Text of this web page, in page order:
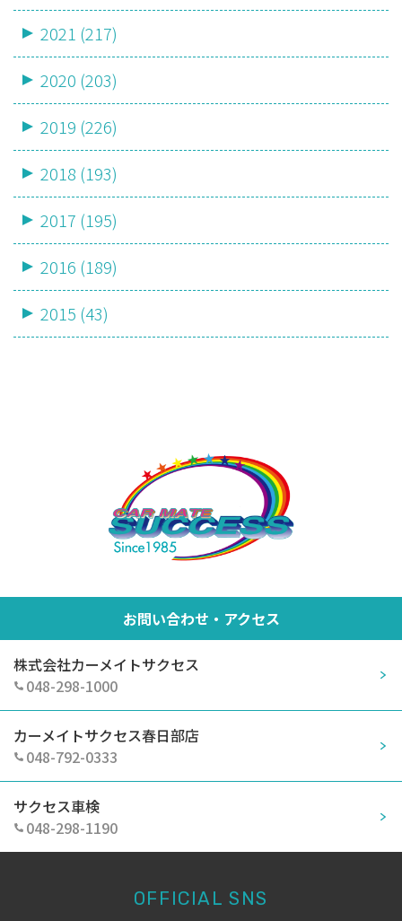
2021 (217)
2020 (203)
2019 (226)
2018 (193)
2017 (195)
2016 (189)
2015 (43)
お問い合わせ・アクセス
株式会社カーメイトサクセス
048-298-1000
カーメイトサクセス春日部店
048-792-0333
サクセス車検
048-298-1190
OFFICIAL SNS